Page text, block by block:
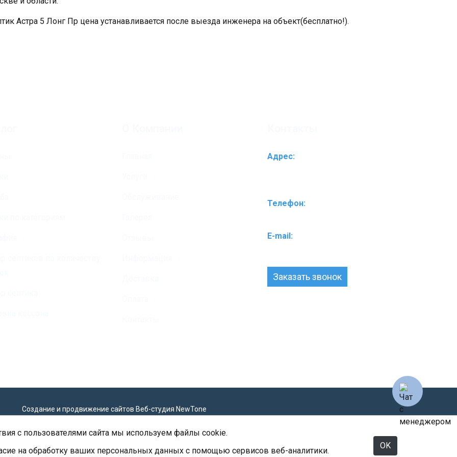
Астра 5 Лонг Пр цена устанавливается после выезда инженера на объект(бесплатно!).
Адрес:
Телефон:
E-mail:
Заказать звонок
Создание и продвижение сайтов Веб-студия NewTone
с пользователями сайта мы используем файлы cookie.
на обработку ваших персональных данных с помощью сервисов веб-аналитики.
OK